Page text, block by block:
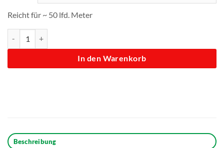
Reicht für ~ 50 lfd. Meter
In den Warenkorb
Beschreibung